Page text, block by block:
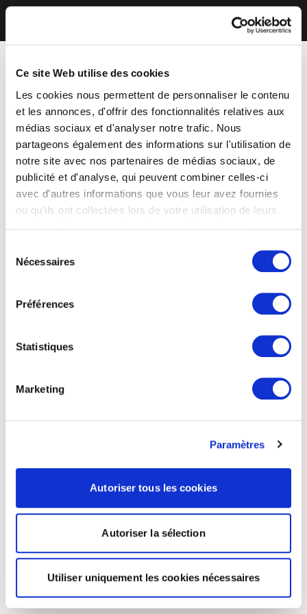
Ce site Web utilise des cookies
Les cookies nous permettent de personnaliser le contenu
et les annonces, d'offrir des fonctionnalités relatives aux
médias sociaux et d'analyser notre trafic. Nous
partageons également des informations sur l'utilisation de
notre site avec nos partenaires de médias sociaux, de
publicité et d'analyse, qui peuvent combiner celles-ci
avec d'autres informations que vous leur avez fournies
ou qu'ils ont collectées lors de votre utilisation de leurs
Nécessaires
Préférences
Statistiques
Marketing
Paramètres
Autoriser tous les cookies
Autoriser la sélection
Utiliser uniquement les cookies nécessaires